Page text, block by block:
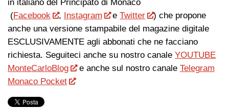
in italiano del Principato di Monaco
(Facebook , Instagram eTwitter
) che propone
anche una versione stampabile del magazine digitale
ESCLUSIVAMENTE agli abbonati che ne facciano
richiesta. Seguiteci anche su nostro canale YOUTUBE
MonteCarloBlog
e anche sul nostro canale Telegram
Monaco Pocket